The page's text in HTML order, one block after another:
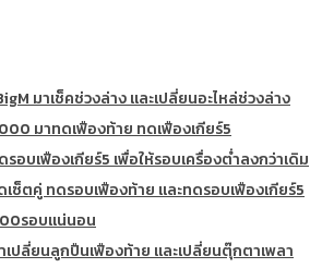
มาเช็คช่วงล่าง และเปลี่ยนอะไหล่ช่วงล่าง
มาทดเฟืองท้าย ทดเฟืองเกียร์5
อบเฟืองเกียร์5 เพื่อให้รอบเครื่องต่ำลงกว่าเดิม
ซ็ตคู่ ทดรอบเฟืองท้าย และทดรอบเฟืองเกียร์5
รอบแน่นอน
ปลี่ยนลูกปืนเฟืองท้าย และเปลี่ยนตุ๊กตาเพลา